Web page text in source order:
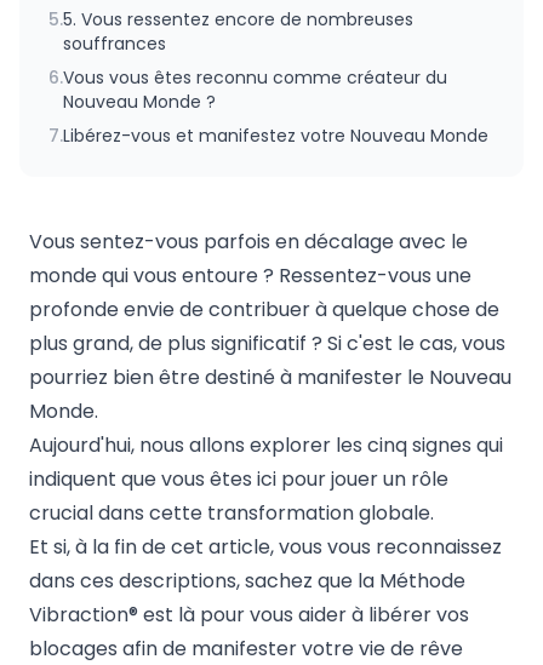
5.5. Vous ressentez encore de nombreuses
souffrances
6.Vous vous êtes reconnu comme créateur du
Nouveau Monde ?
7.Libérez-vous et manifestez votre Nouveau Monde
Vous sentez-vous parfois en décalage avec le
monde qui vous entoure ? Ressentez-vous une
profonde envie de contribuer à quelque chose de
plus grand, de plus significatif ? Si c'est le cas, vous
pourriez bien être destiné à manifester le Nouveau
Monde.
Aujourd'hui, nous allons explorer les cinq signes qui
indiquent que vous êtes ici pour jouer un rôle
crucial dans cette transformation globale.
Et si, à la fin de cet article, vous vous reconnaissez
dans ces descriptions, sachez que la Méthode
Vibraction® est là pour vous aider à libérer vos
blocages afin de manifester votre vie de rêve